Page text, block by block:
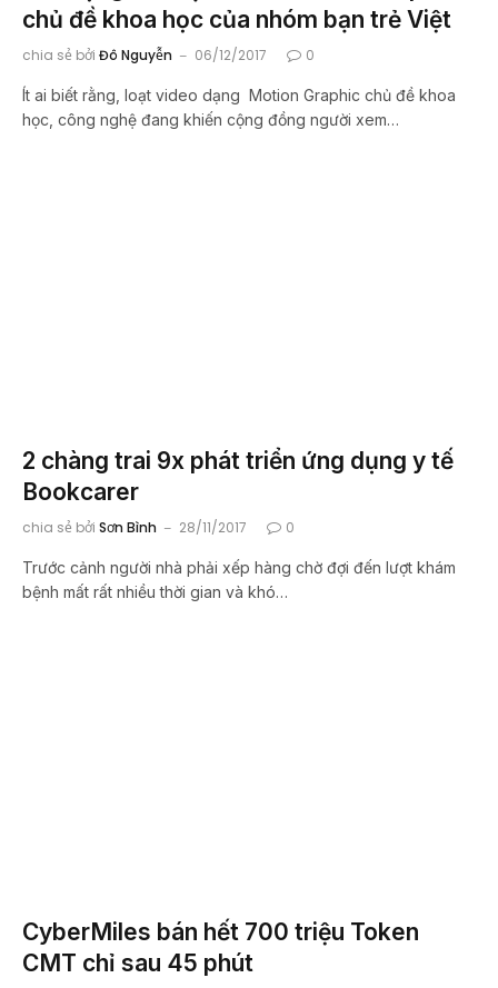
chủ đề khoa học của nhóm bạn trẻ Việt
chia sẻ bởi Đô Nguyễn 06/12/2017 0
Ít ai biết rằng, loạt video dạng Motion Graphic chủ đề khoa
học, công nghệ đang khiến cộng đồng người xem…
2 chàng trai 9x phát triển ứng dụng y tế
Bookcarer
chia sẻ bởi Sơn Bình 28/11/2017 0
Trước cảnh người nhà phải xếp hàng chờ đợi đến lượt khám
bệnh mất rất nhiều thời gian và khó…
CyberMiles bán hết 700 triệu Token
CMT chỉ sau 45 phút